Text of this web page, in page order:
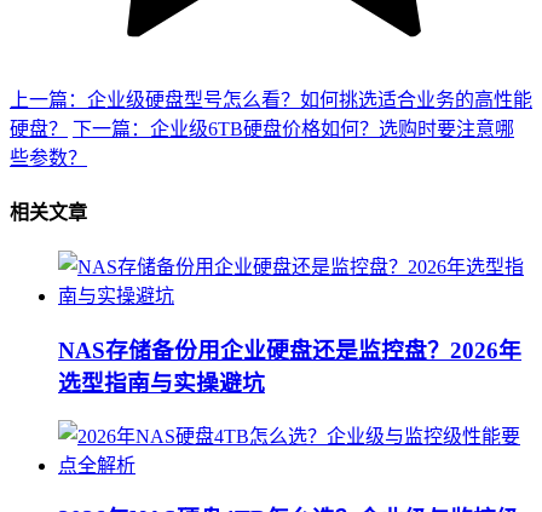
上一篇：企业级硬盘型号怎么看？如何挑选适合业务的高性能
硬盘？
下一篇：企业级6TB硬盘价格如何？选购时要注意哪
些参数？
相关文章
NAS存储备份用企业硬盘还是监控盘？2026年
选型指南与实操避坑